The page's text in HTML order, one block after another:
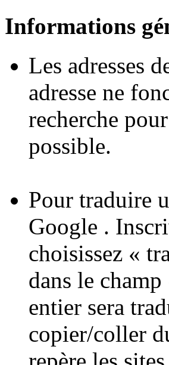
Informations
Les adresses
adresse ne
recherche
possible.
Pour traduire
Google .
choisissez «
dans le
entier sera
copier/coller